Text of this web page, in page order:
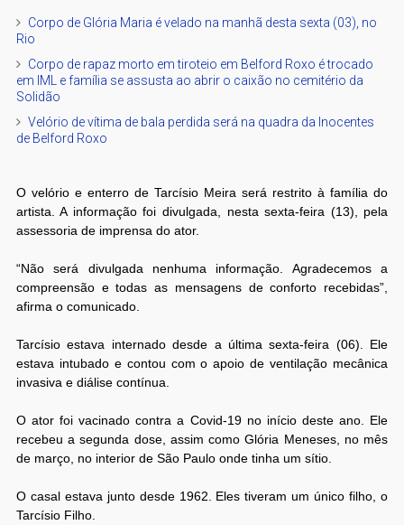
Corpo de Glória Maria é velado na manhã desta sexta (03), no
Rio
Corpo de rapaz morto em tiroteio em Belford Roxo é trocado
em IML e família se assusta ao abrir o caixão no cemitério da
Solidão
Velório de vítima de bala perdida será na quadra da Inocentes
de Belford Roxo
O velório e enterro de Tarcísio Meira será restrito à família do
artista. A informação foi divulgada, nesta sexta-feira (13), pela
assessoria de imprensa do ator.
“Não será divulgada nenhuma informação. Agradecemos a
compreensão e todas as mensagens de conforto recebidas”,
afirma o comunicado.
Tarcísio estava internado desde a última sexta-feira (06). Ele
estava intubado e contou com o apoio de ventilação mecânica
invasiva e diálise contínua.
O ator foi vacinado contra a Covid-19 no início deste ano. Ele
recebeu a segunda dose, assim como Glória Meneses, no mês
de março, no interior de São Paulo onde tinha um sítio.
O casal estava junto desde 1962. Eles tiveram um único filho, o
Tarcísio Filho.